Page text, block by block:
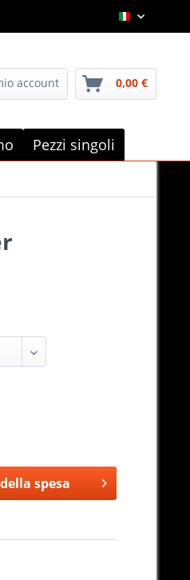
Italian
account 0,00 €
Pezzi singoli
spesa